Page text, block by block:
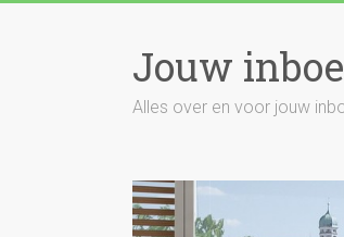
Jouw
Alles over en voor jouw